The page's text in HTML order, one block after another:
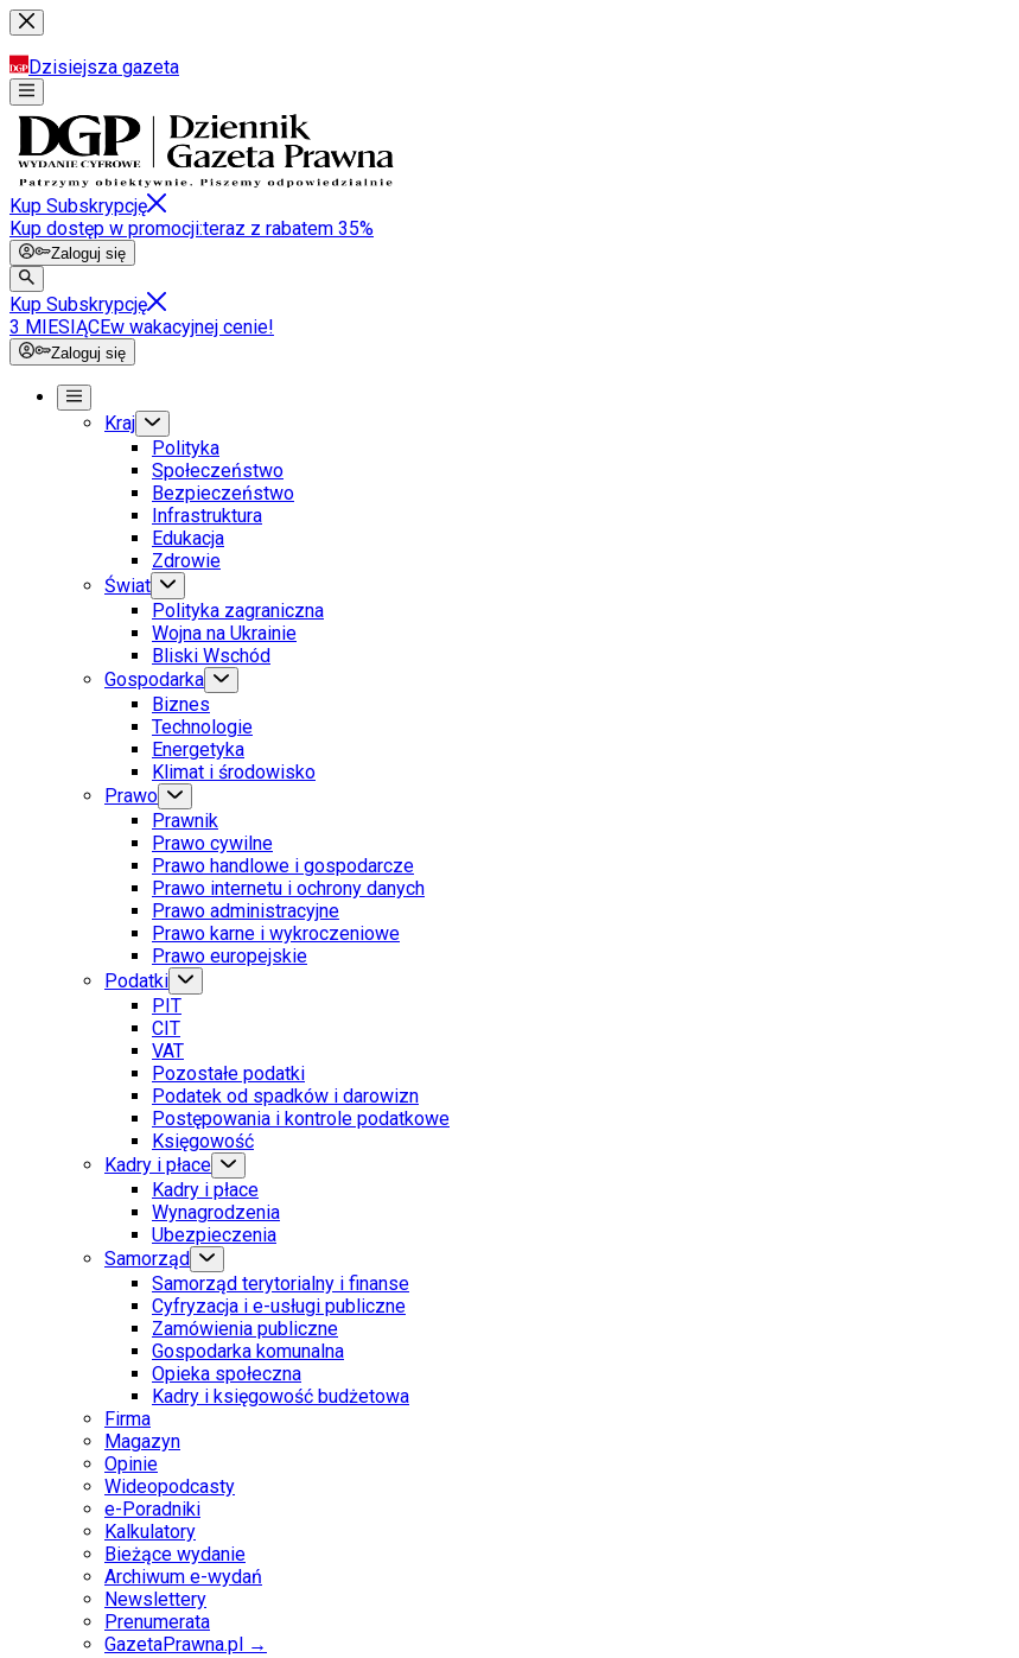
Dzisiejsza gazeta
Kup Subskrypcję
Kup dostęp w promocji:teraz z rabatem 35%
Zaloguj się
Kup Subskrypcję
3 MIESIĄCEw wakacyjnej cenie!
Zaloguj się
Kraj
Polityka
Społeczeństwo
Bezpieczeństwo
Infrastruktura
Edukacja
Zdrowie
Świat
Polityka zagraniczna
Wojna na Ukrainie
Bliski Wschód
Gospodarka
Biznes
Technologie
Energetyka
Klimat i środowisko
Prawo
Prawnik
Prawo cywilne
Prawo handlowe i gospodarcze
Prawo internetu i ochrony danych
Prawo administracyjne
Prawo karne i wykroczeniowe
Prawo europejskie
Podatki
PIT
CIT
VAT
Pozostałe podatki
Podatek od spadków i darowizn
Postępowania i kontrole podatkowe
Księgowość
Kadry i płace
Kadry i płace
Wynagrodzenia
Ubezpieczenia
Samorząd
Samorząd terytorialny i finanse
Cyfryzacja i e-usługi publiczne
Zamówienia publiczne
Gospodarka komunalna
Opieka społeczna
Kadry i księgowość budżetowa
Firma
Magazyn
Opinie
Wideopodcasty
e-Poradniki
Kalkulatory
Bieżące wydanie
Archiwum e-wydań
Newslettery
Prenumerata
GazetaPrawna.pl →